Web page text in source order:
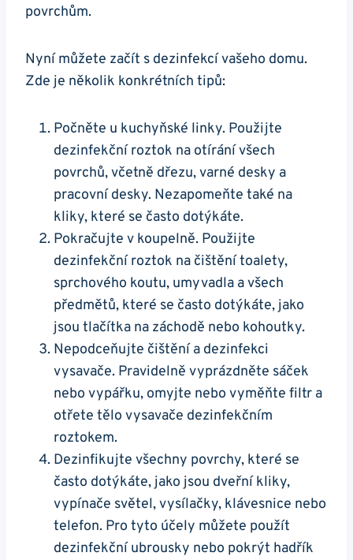
povrchům.
Nyní můžete začít s dezinfekcí vašeho domu.
Zde je několik konkrétních tipů:
Počněte u kuchyňské linky. Použijte
dezinfekční roztok na otírání všech
povrchů, včetně dřezu, varné desky a
pracovní desky. Nezapomeňte také na
kliky, které se často dotýkáte.
Pokračujte v koupelně. Použijte
dezinfekční roztok na čištění toalety,
sprchového koutu, umyvadla a všech
předmětů, které se často dotýkáte, jako
jsou tlačítka na záchodě nebo kohoutky.
Nepodceňujte čištění a dezinfekci
vysavače. Pravidelně vyprázdněte sáček
nebo vypářku, omyjte nebo vyměňte filtr a
otřete tělo vysavače dezinfekčním
roztokem.
Dezinfikujte všechny povrchy, které se
často dotýkáte, jako jsou dveřní kliky,
vypínače světel, vysílačky, klávesnice nebo
telefon. Pro tyto účely můžete použít
dezinfekční ubrousky nebo pokrýt hadřík